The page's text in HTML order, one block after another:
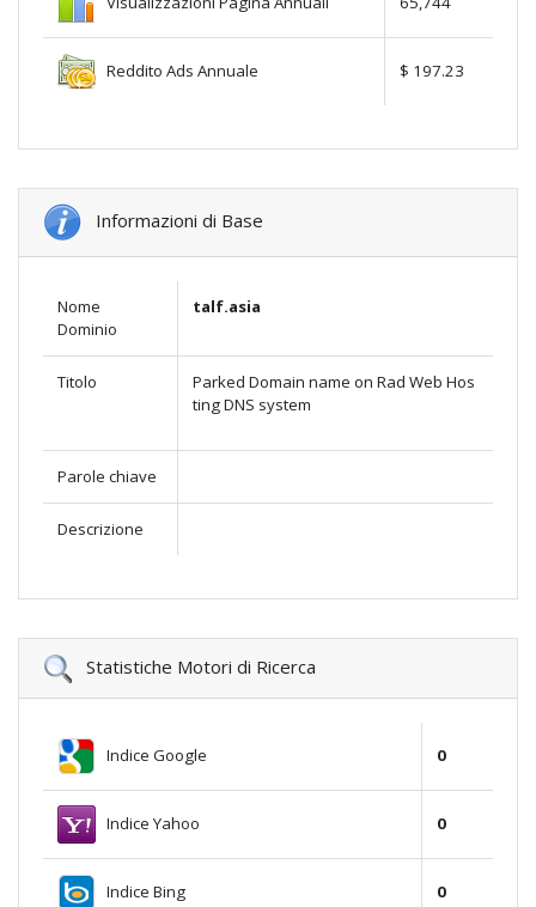
Reddito Ads Annuale $ 197.23
Informazioni di Base
Nome
Dominio
talf.asia
Titolo
Parked Domain name on Rad Web Hos
ting DNS system
Parole chiave
Descrizione
Statistiche Motori di Ricerca
Indice Google 0
Indice Yahoo 0
Indice Bing 0